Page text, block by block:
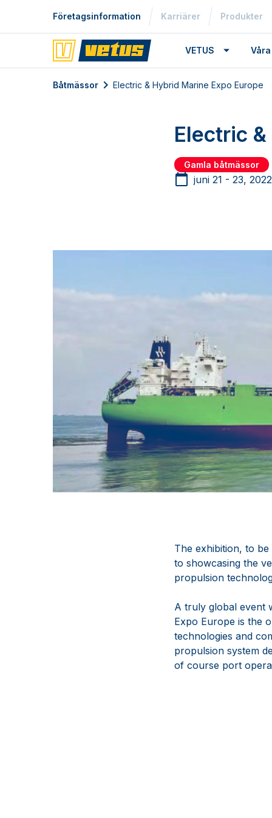
Företagsinformation Karriärer Produkter
VETUS
Båtmässor Electric & Hybrid Marine Expo Europe
Electric
Gamla båtmässor
juni 21 - 23, 2022
The exhibition, to
to showcasing the
propulsion
A truly global event
Expo Europe is the
technologies and
propulsion system
of course port